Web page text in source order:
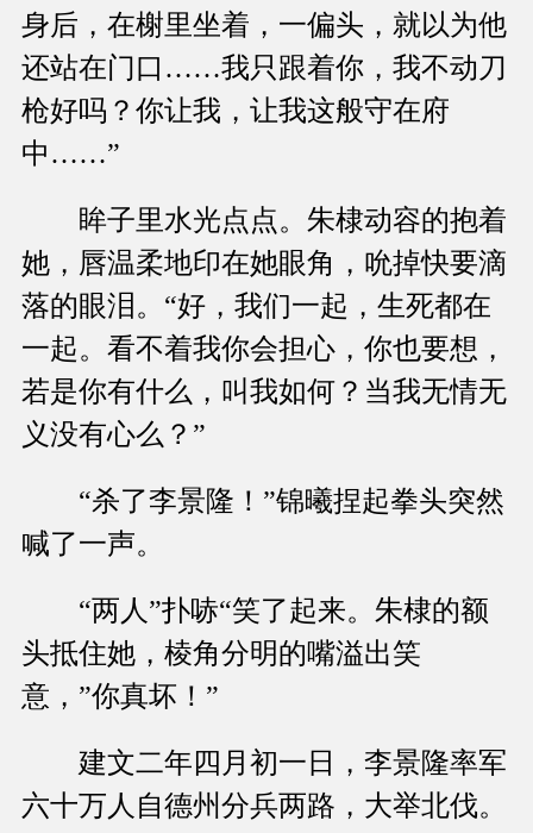
身后，在榭里坐着，一偏头，就以为他
还站在门口……我只跟着你，我不动刀
枪好吗？你让我，让我这般守在府
中……”
眸子里水光点点。朱棣动容的抱着
她，唇温柔地印在她眼角，吮掉快要滴
落的眼泪。“好，我们一起，生死都在
一起。看不着我你会担心，你也要想，
若是你有什么，叫我如何？当我无情无
义没有心么？”
“杀了李景隆！”锦曦捏起拳头突然
喊了一声。
“两人”扑哧“笑了起来。朱棣的额
头抵住她，棱角分明的嘴溢出笑
意，”你真坏！”
建文二年四月初一日，李景隆率军
六十万人自德州分兵两路，大举北伐。